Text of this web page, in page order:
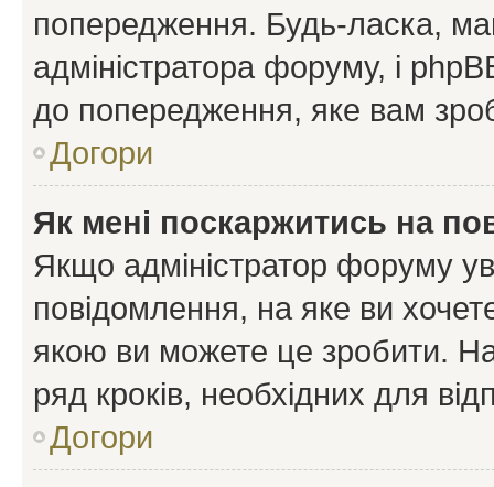
попередження. Будь-ласка,
адміністратора форуму, і
до попередження, яке вам
Догори
Як мені поскаржитись на
Якщо адміністратор форуму
повідомлення, на яке ви
якою ви можете це зробити.
ряд кроків, необхідних для
Догори